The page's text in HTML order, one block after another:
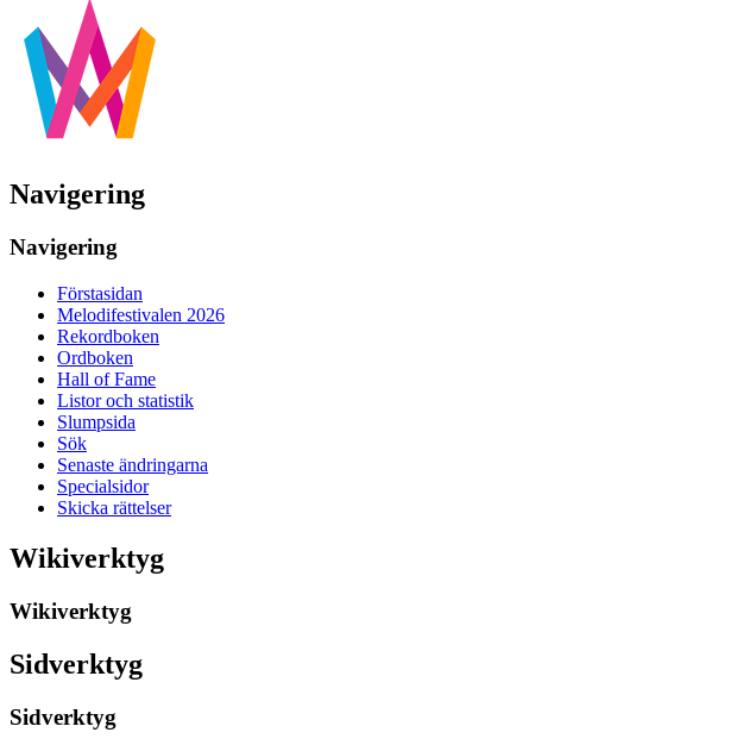
Navigering
Navigering
Förstasidan
Melodifestivalen 2026
Rekordboken
Ordboken
Hall of Fame
Listor och statistik
Slumpsida
Sök
Senaste ändringarna
Specialsidor
Skicka rättelser
Wikiverktyg
Wikiverktyg
Sidverktyg
Sidverktyg